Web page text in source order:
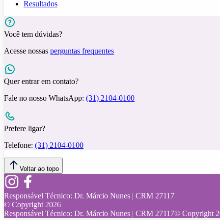
Resultados
Você tem dúvidas?
Acesse nossas perguntas frequentes
Quer entrar em contato?
Fale no nosso WhatsApp: (31) 2104-0100
Prefere ligar?
Telefone: (31) 2104-0100
Voltar ao topo
Responsável Técnico: Dr. Márcio Nunes | CRM 27117
© Copyright 2026
Responsável Técnico: Dr. Márcio Nunes | CRM 27117© Copyright